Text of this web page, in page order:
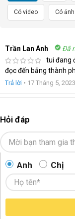
Có video Có ảnh
Trần Lan Anh
Đã
tui đang
đọc đến bảng thành
Trả lời • 17 Tháng 5, 2023
Hỏi đáp
Anh Chị